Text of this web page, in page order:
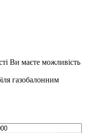
Ви маєте можливість
газобалонним